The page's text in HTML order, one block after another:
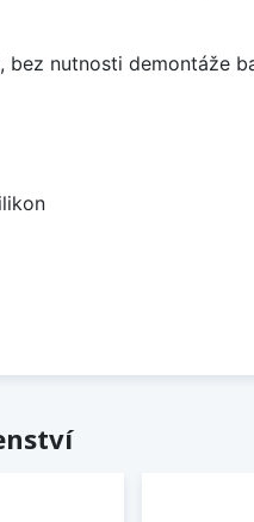
bez nutnosti demontáže